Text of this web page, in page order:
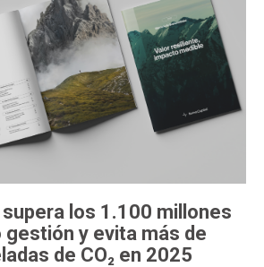
los 1.100 millones
gestión y evita más de
de CO₂ en 2025